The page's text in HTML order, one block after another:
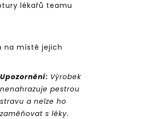
lékařů teamu
na místě jejich
Upozornění: Výrobek
nenahrazuje pestrou
stravu a nelze ho
zaměňovat s léky.